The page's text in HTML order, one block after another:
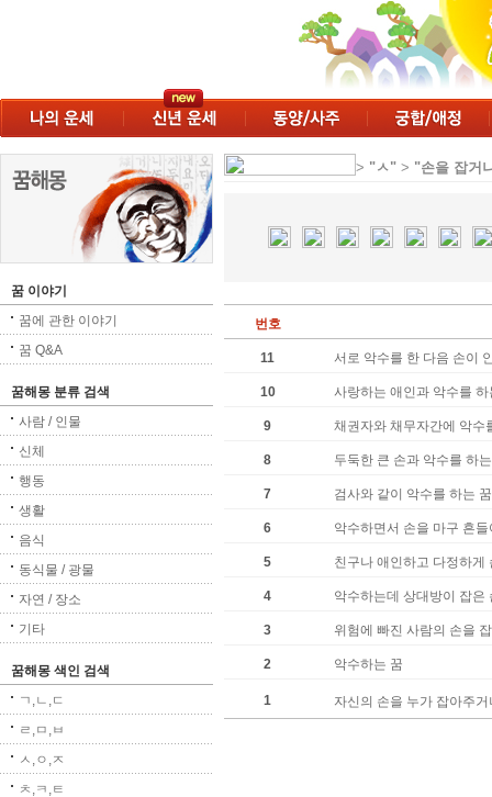
꿈 이야기
꿈에 관한 이야기
꿈 Q&A
꿈해몽 분류 검색
사람 / 인물
신체
행동
생활
음식
동식물 / 광물
자연 / 장소
기타
꿈해몽 색인 검색
ㄱ,ㄴ,ㄷ
ㄹ,ㅁ,ㅂ
ㅅ,ㅇ,ㅈ
ㅊ,ㅋ,ㅌ
> "ㅅ" > "손을 잡거
번호
11 서로 악수를 한 다음 손이
10 사랑하는 애인과 악수를 하
9 채권자와 채무자간에 악수
8 두둑한 큰 손과 악수를 하
7 검사와 같이 악수를 하는 꿈
6 악수하면서 손을 마구 흔
5 친구나 애인하고 다정하게
4 악수하는데 상대방이 잡은
3 위험에 빠진 사람의 손을
2 악수하는 꿈
1 자신의 손을 누가 잡아주